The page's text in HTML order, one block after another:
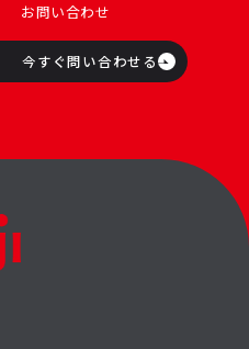
お問い合わせ
今すぐ問い合わせる